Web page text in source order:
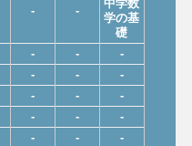
- -
中学数
学の基
礎
- - -
- - -
- - -
- - -
- - -